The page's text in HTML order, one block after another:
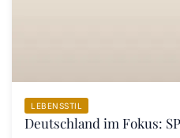
LEBENSSTIL
Deutschland im Fokus: